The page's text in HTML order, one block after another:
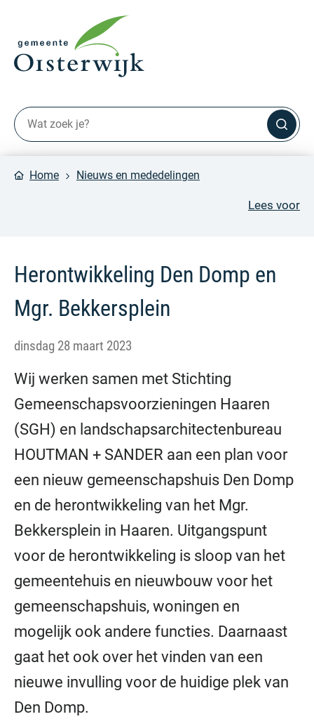
Home Nieuws en mededelingen
Lees voor
Herontwikkeling Den Domp en
Mgr. Bekkersplein
dinsdag 28 maart 2023
Wij werken samen met Stichting
Gemeenschapsvoorzieningen Haaren
(SGH) en landschapsarchitectenbureau
HOUTMAN + SANDER aan een plan voor
een nieuw gemeenschapshuis Den Domp
en de herontwikkeling van het Mgr.
Bekkersplein in Haaren. Uitgangspunt
voor de herontwikkeling is sloop van het
gemeentehuis en nieuwbouw voor het
gemeenschapshuis, woningen en
mogelijk ook andere functies. Daarnaast
gaat het ook over het vinden van een
nieuwe invulling voor de huidige plek van
Den Domp.